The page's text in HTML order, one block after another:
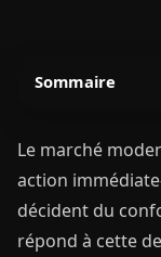
Sommaire
Le marché
action
décident du
répond à cette